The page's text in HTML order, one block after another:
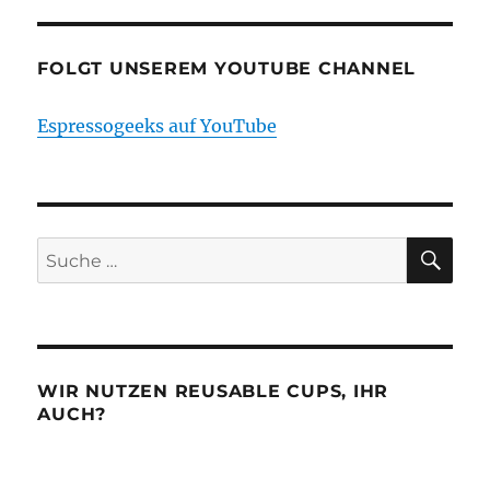
FOLGT UNSEREM YOUTUBE CHANNEL
Espressogeeks auf YouTube
Suche
nach:
WIR NUTZEN REUSABLE CUPS, IHR
AUCH?